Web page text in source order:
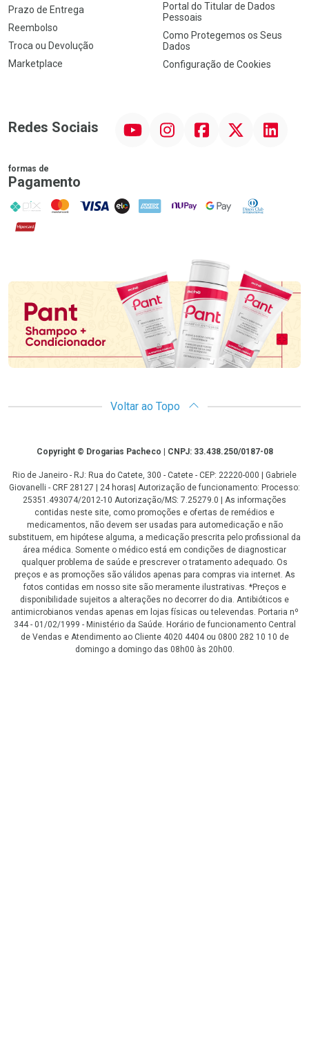
Prazo de Entrega
Reembolso
Troca ou Devolução
Marketplace
Portal do Titular de Dados
Pessoais
Como Protegemos os Seus
Dados
Configuração de Cookies
Redes Sociais InstagramFacebookTwitter Linkedin
formas de
Pagamento
PIX MasterCard
VISA ELO AMEX NuPay Google PayDiners Club
Hipercard
Promoção em Destaque
Voltar ao Topo
CopyrightCopyright © Drogarias Pacheco | CNPJ: 33.438.250/0187-08
Rio de Janeiro - RJ: Rua do Catete, 300 - Catete - CEP: 22220-000 | Gabriele
Giovanelli - CRF 28127 | 24 horas| Autorização de funcionamento: Processo:
25351.493074/2012-10 Autorização/MS: 7.25279.0 | As informações
contidas neste site, como promoções e ofertas de remédios e
medicamentos, não devem ser usadas para automedicação e não
substituem, em hipótese alguma, a medicação prescrita pelo profissional da
área médica. Somente o médico está em condições de diagnosticar
qualquer problema de saúde e prescrever o tratamento adequado. Os
preços e as promoções são válidos apenas para compras via internet. As
fotos contidas em nosso site são meramente ilustrativas. *Preços e
disponibilidade sujeitos a alterações no decorrer do dia. Antibióticos e
antimicrobianos vendas apenas em lojas físicas ou televendas. Portaria nº
344 - 01/02/1999 - Ministério da Saúde. Horário de funcionamento Central
de Vendas e Atendimento ao Cliente 4020 4404 ou 0800 282 10 10 de
domingo a domingo das 08h00 às 20h00.